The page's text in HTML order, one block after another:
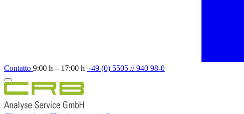
Contatto 9:00 h – 17:00 h +49 (0) 5505 // 940 98-0